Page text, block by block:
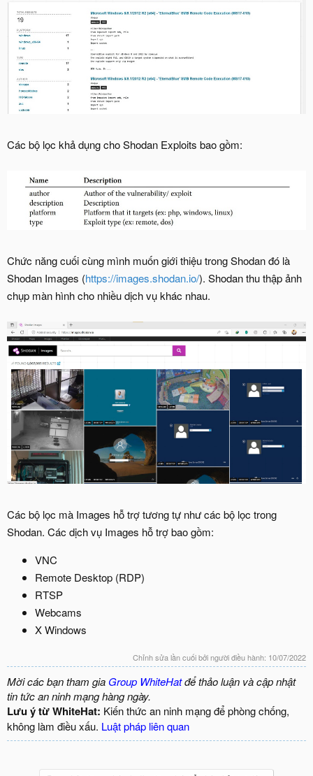
Các bộ lọc khả dụng cho Shodan Exploits bao gồm:
Chức năng cuối cùng mình muốn giới thiệu trong Shodan đó là
Shodan Images (https://images.shodan.io/). Shodan thu thập ảnh
chụp màn hình cho nhiều dịch vụ khác nhau.
Các bộ lọc mà Images hỗ trợ tương tự như các bộ lọc trong
Shodan. Các dịch vụ Images hỗ trợ bao gồm:
VNC
Remote Desktop (RDP)
RTSP
Webcams
X Windows
Chỉnh sửa lần cuối bởi người điều hành: 10/07/2022
Mời các bạn tham gia Group WhiteHatđể thảo luận và cập nhật
tin tức an ninh mạng hàng ngày.
Lưu ý từ WhiteHat: Kiến thức an ninh mạng để phòng chống,
không làm điều xấu. Luật pháp liên quan